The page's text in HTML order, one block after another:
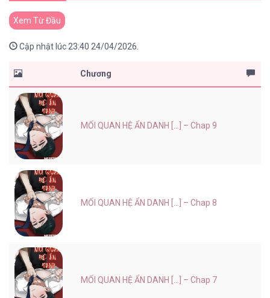
Xem Từ Đầu
Cập nhật lúc 23:40 24/04/2026.
Chương
MỐI QUAN HỆ ẨN DANH [...] – Chap 9
MỐI QUAN HỆ ẨN DANH [...] – Chap 8
MỐI QUAN HỆ ẨN DANH [...] – Chap 7